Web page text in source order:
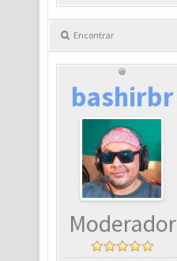
Encontrar
bashirbr
Moderador